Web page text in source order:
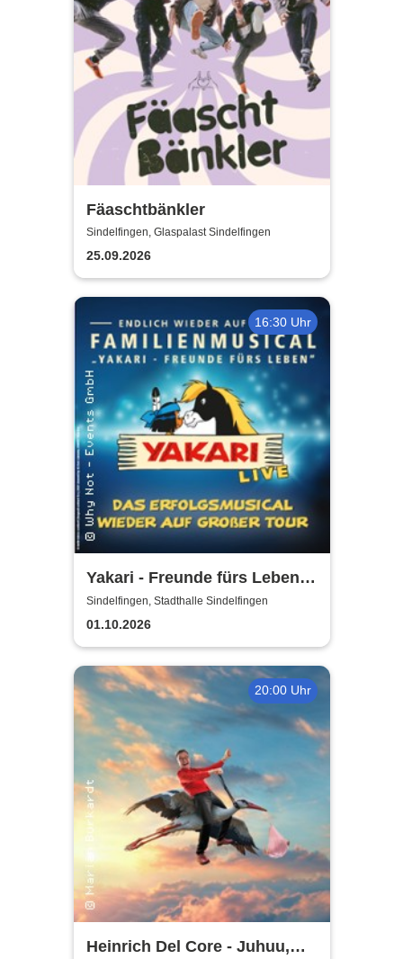
Fäaschtbänkler
Sindelfingen, Glaspalast Sindelfingen
25.09.2026
16:30 Uhr
Yakari - Freunde fürs Leben -
Das Musical für die ganze
Familie
Sindelfingen, Stadthalle Sindelfingen
01.10.2026
20:00 Uhr
Heinrich Del Core - Juhuu,